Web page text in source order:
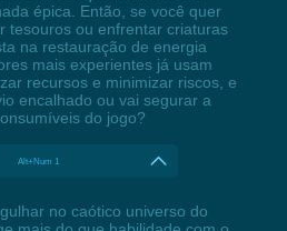
épica. Então, se você quer
tesouros ou enfrentar criaturas
na restauração de energia
mais experientes já usam
recursos e minimizar riscos, e
encalhado ou vai segurar a
do jogo?
Alt+Num 1
no caótico universo do